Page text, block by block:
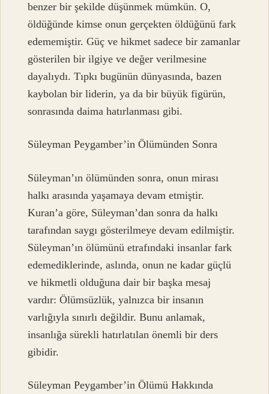
benzer bir şekilde düşünmek mümkün. O,
öldüğünde kimse onun gerçekten öldüğünü fark
edememiştir. Güç ve hikmet sadece bir zamanlar
gösterilen bir ilgiye ve değer verilmesine
dayalıydı. Tıpkı bugünün dünyasında, bazen
kaybolan bir liderin, ya da bir büyük figürün,
sonrasında daima hatırlanması gibi.
Süleyman Peygamber’in Ölümünden Sonra
Süleyman’ın ölümünden sonra, onun mirası
halkı arasında yaşamaya devam etmiştir.
Kuran’a göre, Süleyman’dan sonra da halkı
tarafından saygı gösterilmeye devam edilmiştir.
Süleyman’ın ölümünü etrafındaki insanlar fark
edemediklerinde, aslında, onun ne kadar güçlü
ve hikmetli olduğuna dair bir başka mesaj
vardır: Ölümsüzlük, yalnızca bir insanın
varlığıyla sınırlı değildir. Bunu anlamak,
insanlığa sürekli hatırlatılan önemli bir ders
gibidir.
Süleyman Peygamber’in Ölümü Hakkında